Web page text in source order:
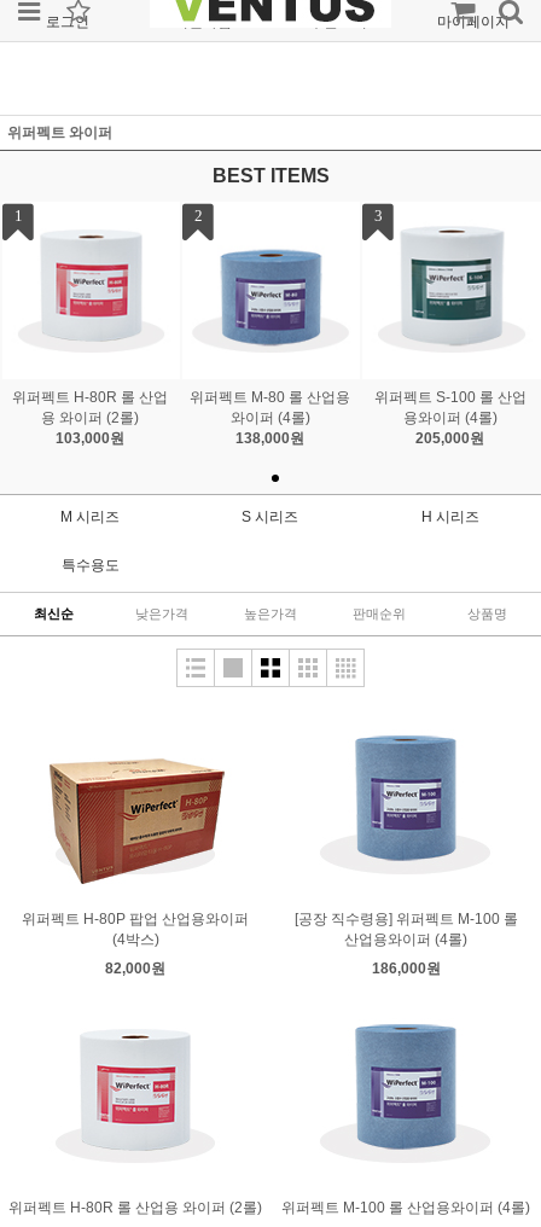
로그인 회원가입 주문조회 마이페이지
위퍼펙트 와이퍼
BEST ITEMS
1
위퍼펙트 H-80R 롤 산업
용 와이퍼 (2롤)
103,000원
2
위퍼펙트 M-80 롤 산업용
와이퍼 (4롤)
138,000원
3
위퍼펙트 S-100 롤 산업
용와이퍼 (4롤)
205,000원
M 시리즈 S 시리즈 H 시리즈
특수용도
최신순 낮은가격 높은가격 판매순위 상품명
위퍼펙트 H-80P 팝업 산업용와이퍼
(4박스)
82,000원
[공장 직수령용] 위퍼펙트 M-100 롤
산업용와이퍼 (4롤)
186,000원
위퍼펙트 H-80R 롤 산업용 와이퍼 (2롤)
위퍼펙트 M-100 롤 산업용와이퍼 (4롤)